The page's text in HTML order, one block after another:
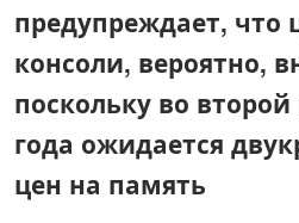
предупреждает, что
консоли, вероятно,
поскольку во
года ожидается
цен на память